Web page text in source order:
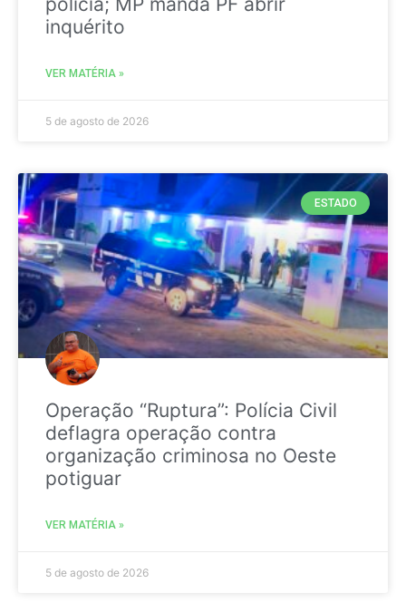
inquérito
VER MATÉRIA »
5 de agosto de 2026
ESTADO
Operação “Ruptura”: Polícia Civil
deflagra operação contra
organização criminosa no Oeste
potiguar
VER MATÉRIA »
5 de agosto de 2026